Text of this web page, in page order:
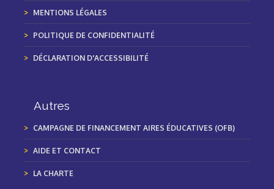
MENTIONS LÉGALES
POLITIQUE DE CONFIDENTIALITÉ
DÉCLARATION D'ACCESSIBILITÉ
Autres
CAMPAGNE DE FINANCEMENT AIRES ÉDUCATIVES (OFB)
AIDE ET CONTACT
LA CHARTE